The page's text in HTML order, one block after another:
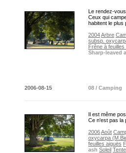
Le rendez-
Ceux qui
habitent le plus
2004Arbre
subsp.
Frêne à feuilles
Sharp-leaved
2006-08-15
08 / Camping
Il est même
Ce n'est pas la
2006Août
oxycarpa
feuilles aiguës
ash Soleil Tente